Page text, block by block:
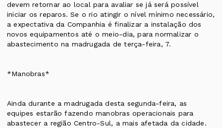
devem retornar ao local para avaliar se já será possível
iniciar os reparos. Se o rio atingir o nível mínimo necessário,
a expectativa da Companhia é finalizar a instalação dos
novos equipamentos até o meio-dia, para normalizar o
abastecimento na madrugada de terça-feira, 7.
*Manobras*
Ainda durante a madrugada desta segunda-feira, as
equipes estarão fazendo manobras operacionais para
abastecer a região Centro-Sul, a mais afetada da cidade.